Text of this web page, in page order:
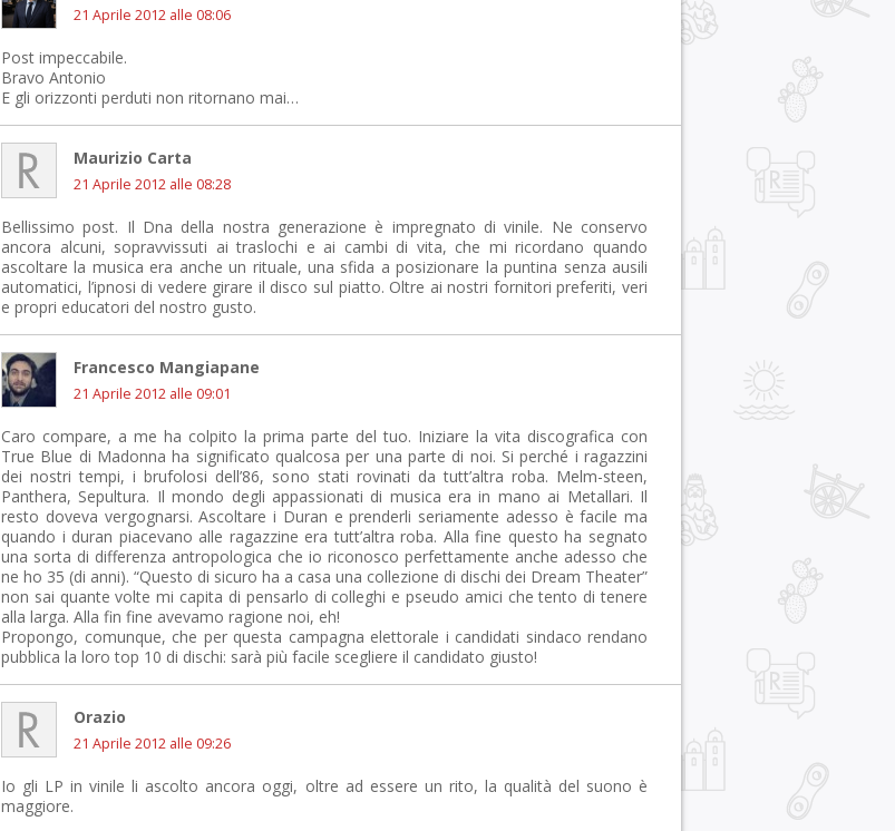
21 Aprile 2012 alle 08:06
Post impeccabile.
Bravo Antonio
E gli orizzonti perduti non ritornano mai…
Maurizio Carta
21 Aprile 2012 alle 08:28
Bellissimo post. Il Dna della nostra generazione è impregnato di vinile. Ne conservo
ancora alcuni, sopravvissuti ai traslochi e ai cambi di vita, che mi ricordano quando
ascoltare la musica era anche un rituale, una sfida a posizionare la puntina senza ausili
automatici, l’ipnosi di vedere girare il disco sul piatto. Oltre ai nostri fornitori preferiti, veri
e propri educatori del nostro gusto.
Francesco Mangiapane
21 Aprile 2012 alle 09:01
Caro compare, a me ha colpito la prima parte del tuo. Iniziare la vita discografica con
True Blue di Madonna ha significato qualcosa per una parte di noi. Si perché i ragazzini
dei nostri tempi, i brufolosi dell’86, sono stati rovinati da tutt’altra roba. Melm-steen,
Panthera, Sepultura. Il mondo degli appassionati di musica era in mano ai Metallari. Il
resto doveva vergognarsi. Ascoltare i Duran e prenderli seriamente adesso è facile ma
quando i duran piacevano alle ragazzine era tutt’altra roba. Alla fine questo ha segnato
una sorta di differenza antropologica che io riconosco perfettamente anche adesso che
ne ho 35 (di anni). “Questo di sicuro ha a casa una collezione di dischi dei Dream Theater”
non sai quante volte mi capita di pensarlo di colleghi e pseudo amici che tento di tenere
alla larga. Alla fin fine avevamo ragione noi, eh!
Propongo, comunque, che per questa campagna elettorale i candidati sindaco rendano
pubblica la loro top 10 di dischi: sarà più facile scegliere il candidato giusto!
Orazio
21 Aprile 2012 alle 09:26
Io gli LP in vinile li ascolto ancora oggi, oltre ad essere un rito, la qualità del suono è
maggiore.